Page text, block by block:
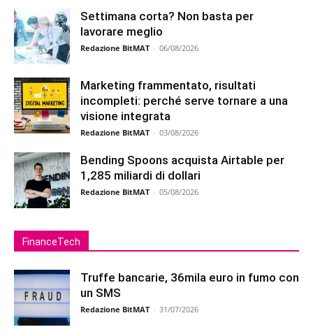
Settimana corta? Non basta per
lavorare meglio
Redazione BitMAT - 06/08/2026
Marketing frammentato, risultati
incompleti: perché serve tornare a una
visione integrata
Redazione BitMAT - 03/08/2026
Bending Spoons acquista Airtable per
1,285 miliardi di dollari
Redazione BitMAT - 05/08/2026
FinanceTech
Truffe bancarie, 36mila euro in fumo con
un SMS
Redazione BitMAT - 31/07/2026